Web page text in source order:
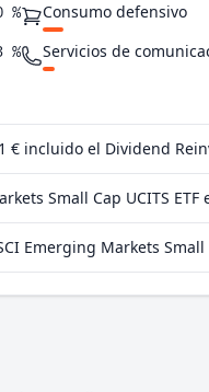
%
%
%
%
%
%
Consumo defensivo
Servicios de
Energía
€ incluido el Dividend
Small Cap UCITS ETF
Emerging Markets Small